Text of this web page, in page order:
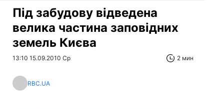
Під забудову відведена
велика частина заповідних
земель Києва
13:10 15.09.2010 Ср 2 мин
RBC.UA